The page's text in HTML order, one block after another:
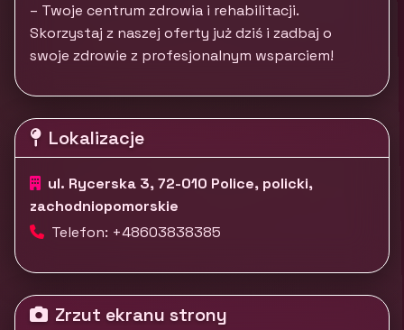
– Twoje centrum zdrowia i rehabilitacji.
Skorzystaj z naszej oferty już dziś i zadbaj o
swoje zdrowie z profesjonalnym wsparciem!
Lokalizacje
ul. Rycerska 3, 72-010 Police, policki,
zachodniopomorskie
Telefon: +48603838385
Zrzut ekranu strony